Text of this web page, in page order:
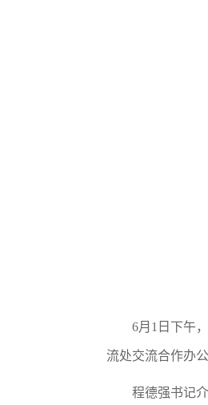
6月1日下午
流处交流合作办
程德强书记